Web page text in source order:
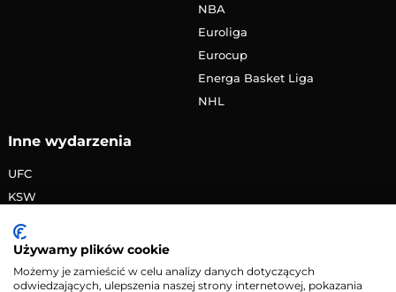
NBA
Euroliga
Eurocup
Energa Basket Liga
NHL
Inne wydarzenia
UFC
KSW
PRIME MMA
Żużlowa Ekstraliga
Speedway Grand Prix
Używamy plików cookie
Możemy je zamieścić w celu analizy danych dotyczących
odwiedzających, ulepszenia naszej strony internetowej, pokazania